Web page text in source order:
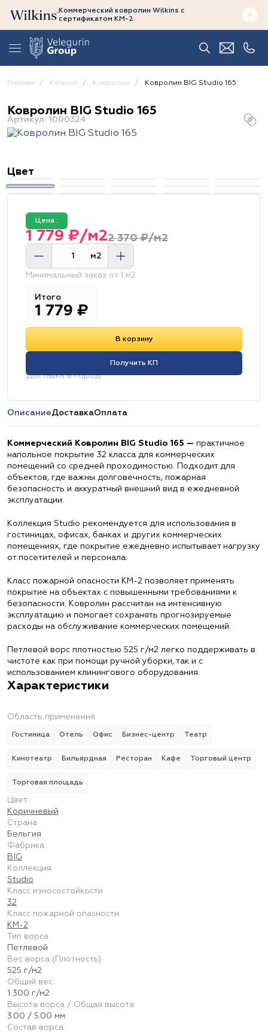
Коммерческий ковролин Wilkins с
сертификатом КМ-2
Главная Каталог Ковролин Ковролин BIG Studio 165
Ковролин BIG Studio 165
Артикул: 1000324
Цвет
Цена :
2 370 ₽/м2
1 779 ₽/м2
м2
Минимальный заказ от 1 м2
Итого
1 779 ₽
В корзину
Получить КП
Доставка в город:
ОписаниеДоставкаОплата
Коммерческий Ковролин BIG Studio 165 — практичное
напольное покрытие 32 класса для коммерческих
помещений со средней проходимостью. Подходит для
объектов, где важны долговечность, пожарная
безопасность и аккуратный внешний вид в ежедневной
эксплуатации.
Коллекция Studio рекомендуется для использования в
гостиницах, офисах, банках и других коммерческих
помещениях, где покрытие ежедневно испытывает нагрузку
от посетителей и персонала.
Класс пожарной опасности КМ-2 позволяет применять
покрытие на объектах с повышенными требованиями к
безопасности. Ковролин рассчитан на интенсивную
эксплуатацию и помогает сохранять прогнозируемые
расходы на обслуживание коммерческих помещений.
Петлевой ворс плотностью 525 г/м2 легко поддерживать в
чистоте как при помощи ручной уборки, так и с
использованием клинингового оборудования.
Характеристики
Область применения
Гостиница Отель Офис Бизнес-центр Театр
Кинотеатр Бильярдная Ресторан Кафе Торговый центр
Торговая площадь
Цвет
Коричневый
Страна
Бельгия
Фабрика
BIG
Коллекция
Studio
Класс износостойкости
32
Класс пожарной опасности
КМ-2
Тип ворса
Петлевой
Вес ворса (Плотность)
525 г/м2
Общий вес
1 300 г/м2
Высота ворса / Общая высота
3.00 / 5.00 мм
Состав ворса